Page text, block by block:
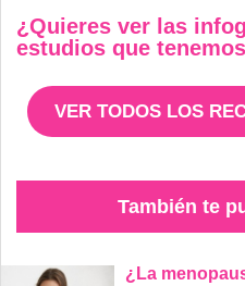
¿Quieres ver las
estudios que
VER TODOS LOS
También te
¿La